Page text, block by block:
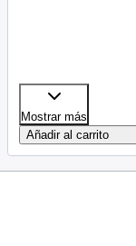
Mostrar más
Añadir al carrito